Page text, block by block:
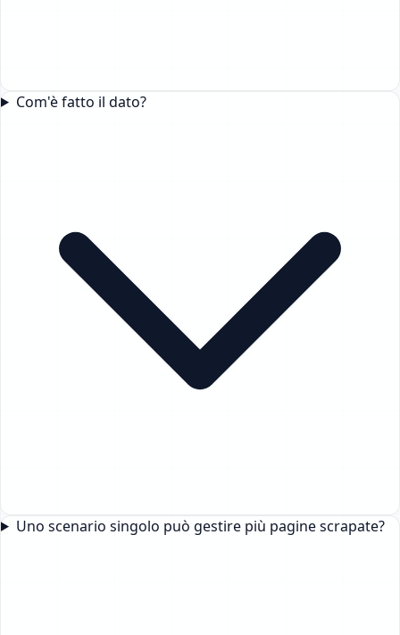
Com'è fatto il dato?
Uno scenario singolo può gestire più pagine scrapate?